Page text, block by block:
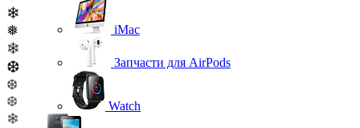
❄
❅
❄
❆
❆
❆
❄
iMac
Запчасти для AirPods
Watch